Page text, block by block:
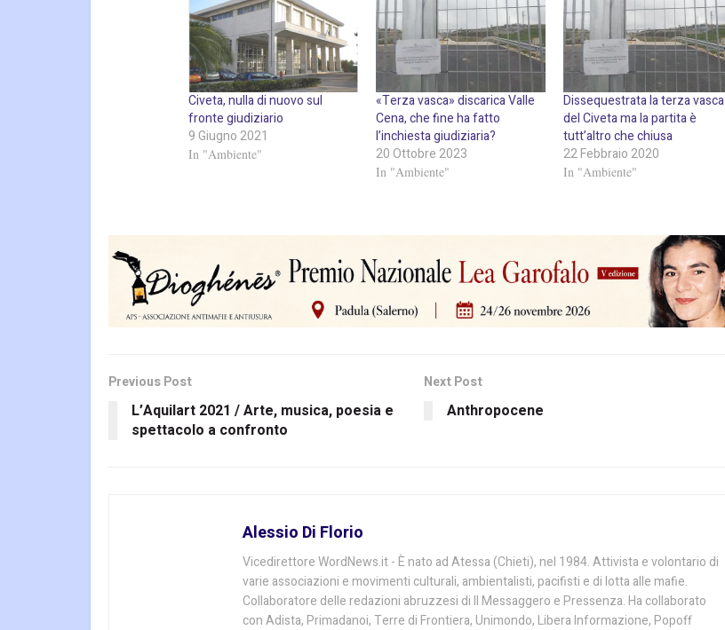
Civeta, nulla di nuovo sul
fronte giudiziario
9 Giugno 2021
In "Ambiente"
«Terza vasca» discarica Valle
Cena, che fine ha fatto
l’inchiesta giudiziaria?
20 Ottobre 2023
In "Ambiente"
Dissequestrata la terza vasca
del Civeta ma la partita è
tutt’altro che chiusa
22 Febbraio 2020
In "Ambiente"
Previous Post
L’Aquilart 2021 / Arte, musica, poesia e
spettacolo a confronto
Next Post
Anthropocene
Alessio Di Florio
Vicedirettore WordNews.it - È nato ad Atessa (Chieti), nel 1984. Attivista e volontario di
varie associazioni e movimenti culturali, ambientalisti, pacifisti e di lotta alle mafie.
Collaboratore delle redazioni abruzzesi di Il Messaggero e Pressenza. Ha collaborato
con Adista, Primadanoi, Terre di Frontiera, Unimondo, Libera Informazione, Popoff